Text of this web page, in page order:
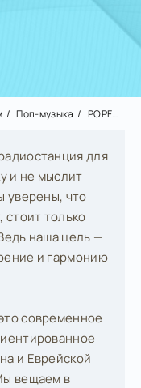
Поп-музыка POPFM Биробиджан
для
и не мыслит
уверены, что
стоит только
наша цель —
и гармонию
современное
и Еврейской
вещаем в